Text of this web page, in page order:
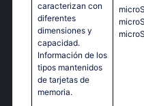
caracterizan con
diferentes
dimensiones y
capacidad.
Información de los
tipos mantenidos
de tarjetas de
memoria.